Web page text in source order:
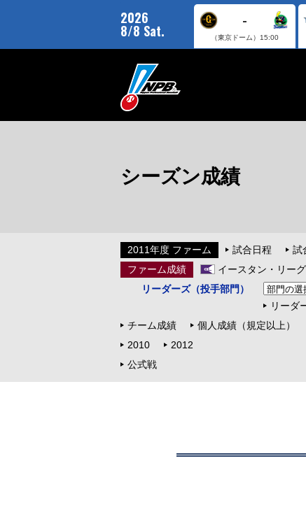
2026
8/8 Sat.
-
（東京ドーム） 15:00
シーズン成績
2011年度 ファーム 試合日程 試
ファーム成績
イースタン・リーグ
リーダーズ（投手部門）
リーダ
チーム成績
個人成績（規定以上）
2010
2012
公式戦